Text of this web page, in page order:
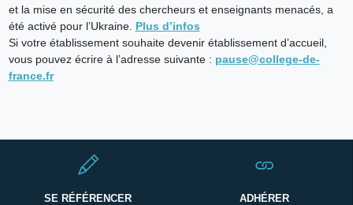
et la mise en sécurité des chercheurs et enseignants menacés, a
été activé pour l’Ukraine. Plus d’infos
Si votre établissement souhaite devenir établissement d’accueil,
vous pouvez écrire à l’adresse suivante : pause@college-de-
france.fr
SE RÉFÉRENCER ADHÉRER